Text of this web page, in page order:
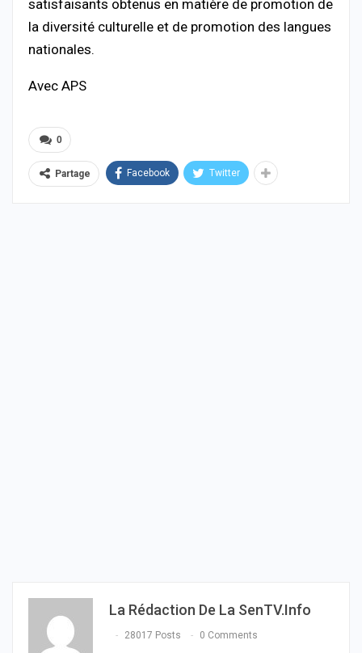
satisfaisants obtenus en matière de promotion de
la diversité culturelle et de promotion des langues
nationales.
Avec APS
0
Partage Facebook Twitter
La Rédaction De La SenTV.info
28017 Posts 0 Comments